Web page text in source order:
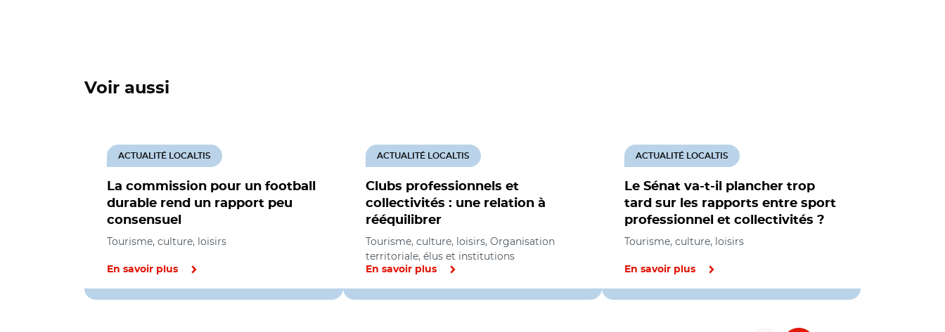
Voir aussi
La commission pour un football
durable rend un rapport peu
consensuel
ACTUALITÉ LOCALTIS
Tourisme, culture, loisirs
En savoir plus
Clubs professionnels et
collectivités : une relation à
rééquilibrer
ACTUALITÉ LOCALTIS
Tourisme, culture, loisirs, Organisation
territoriale, élus et institutions
En savoir plus
Le Sénat va-t-il plancher trop
tard sur les rapports entre sport
professionnel et collectivités ?
ACTUALITÉ LOCALTIS
Tourisme, culture, loisirs
En savoir plus